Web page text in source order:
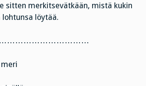
sitten merkitsevätkään, mistä kukin
löytää.